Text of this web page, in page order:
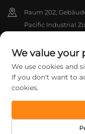
Raum 202,
Pacific Industrial
+86-18925142858
[email protected]
Urheberrecht © 2026
Rechte vorbehalten.
We value your
We use cookies and
If you don't want to
cookies.